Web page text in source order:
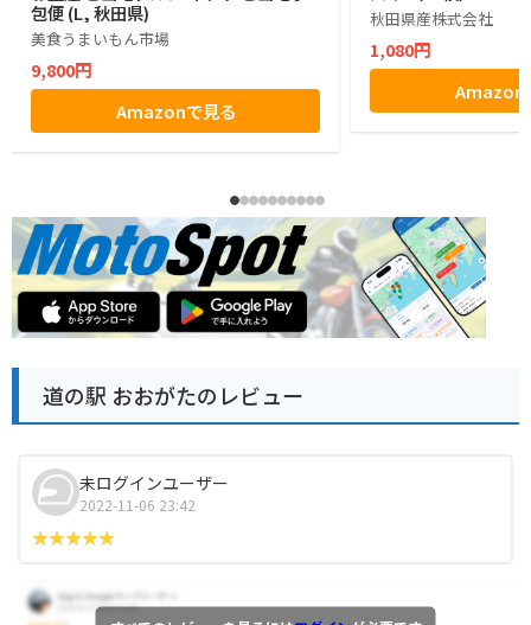
包便 (L, 秋田県)
美食うまいもん市場
9,800円
Amazonで見る
秋田県産株式会社
1,080円
Amazon
道の駅 おおがたのレビュー
未ログインユーザー
2022-11-06 23:42